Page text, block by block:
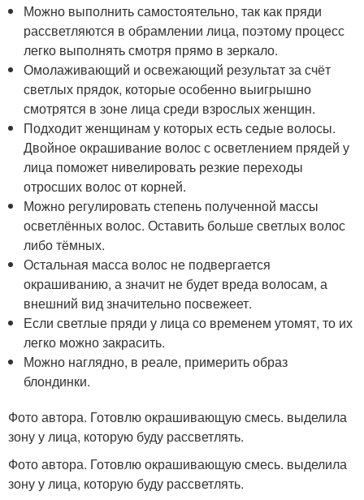
Можно выполнить самостоятельно, так как пряди
рассветляются в обрамлении лица, поэтому процесс
легко выполнять смотря прямо в зеркало.
Омолаживающий и освежающий результат за счёт
светлых прядок, которые особенно выигрышно
смотрятся в зоне лица среди взрослых женщин.
Подходит женщинам у которых есть седые волосы.
Двойное окрашивание волос с осветлением прядей у
лица поможет нивелировать резкие переходы
отросших волос от корней.
Можно регулировать степень полученной массы
осветлённых волос. Оставить больше светлых волос
либо тёмных.
Остальная масса волос не подвергается
окрашиванию, а значит не будет вреда волосам, а
внешний вид значительно посвежеет.
Если светлые пряди у лица со временем утомят, то их
легко можно закрасить.
Можно наглядно, в реале, примерить образ
блондинки.
Фото автора. Готовлю окрашивающую смесь. выделила
зону у лица, которую буду рассветлять.
Фото автора. Готовлю окрашивающую смесь. выделила
зону у лица, которую буду рассветлять.